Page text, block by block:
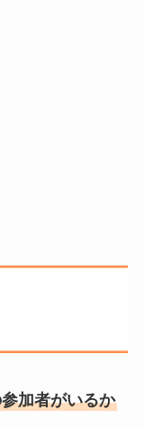
加者がいるか